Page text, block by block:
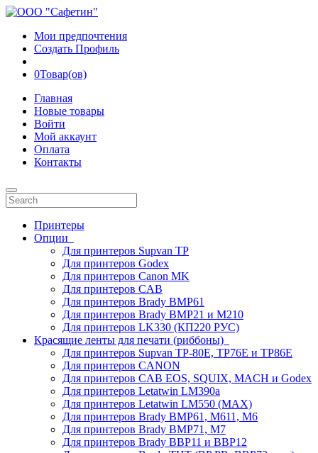
Мои предпочтения
Создать Профиль
0Товар(ов)
Главная
Новые товары
Войти
Мой аккаунт
Оплата
Контакты
Принтеры
Опции
Для принтеров Supvan TP
Для принтеров Godex
Для принтеров Canon MK
Для принтеров CAB
Для принтеров Brady BMP61
Для принтеров Brady BMP21 и M210
Для принтеров LK330 (КП220 РУС)
Красящие ленты для печати (риббоны)
Для принтеров Supvan TP-80E, TP76E и TP86E
Для принтеров CANON
Для принтеров CAB EOS, SQUIX, MACH и Godex
Для принтеров Letatwin LM390a
Для принтеров Letatwin LM550 (MAX)
Для принтеров Brady BMP61, M611, M6
Для принтеров Brady BMP71, M7
Для принтеров Brady BBP11 и BBP12